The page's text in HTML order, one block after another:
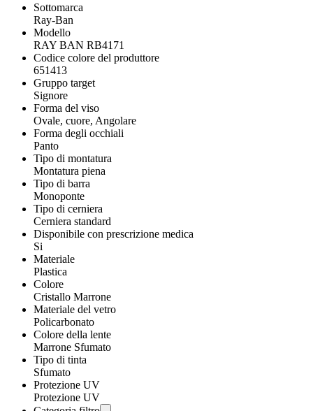
Sottomarca
Ray-Ban
Modello
RAY BAN RB4171
Codice colore del produttore
651413
Gruppo target
Signore
Forma del viso
Ovale, cuore, Angolare
Forma degli occhiali
Panto
Tipo di montatura
Montatura piena
Tipo di barra
Monoponte
Tipo di cerniera
Cerniera standard
Disponibile con prescrizione medica
Si
Materiale
Plastica
Colore
Cristallo Marrone
Materiale del vetro
Policarbonato
Colore della lente
Marrone Sfumato
Tipo di tinta
Sfumato
Protezione UV
Protezione UV